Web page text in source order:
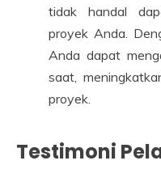
tidak handal
proyek Anda.
Anda dapat
saat,
proyek.
Testimoni